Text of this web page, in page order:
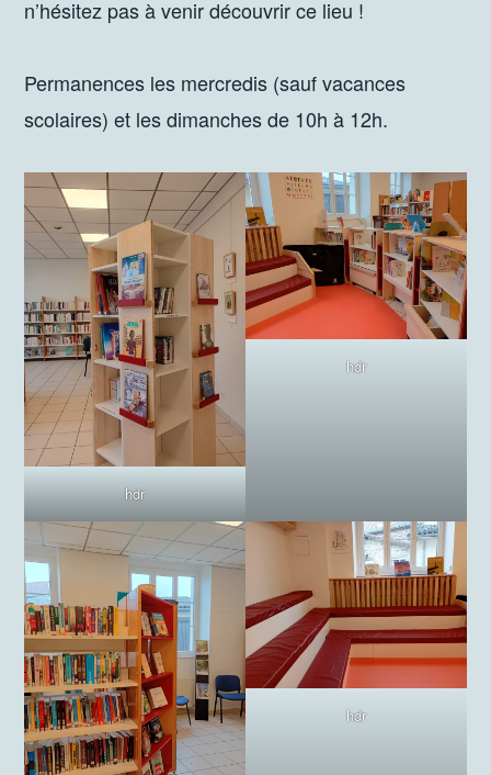
n’hésitez pas à venir découvrir ce lieu !
Permanences les mercredis (sauf vacances
scolaires) et les dimanches de 10h à 12h.
hdr
hdr
hdr